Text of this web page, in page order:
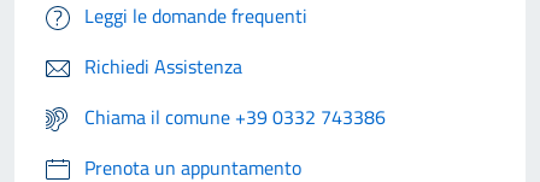
Leggi le domande frequenti
Richiedi Assistenza
Chiama il comune +39 0332 743386
Prenota un appuntamento